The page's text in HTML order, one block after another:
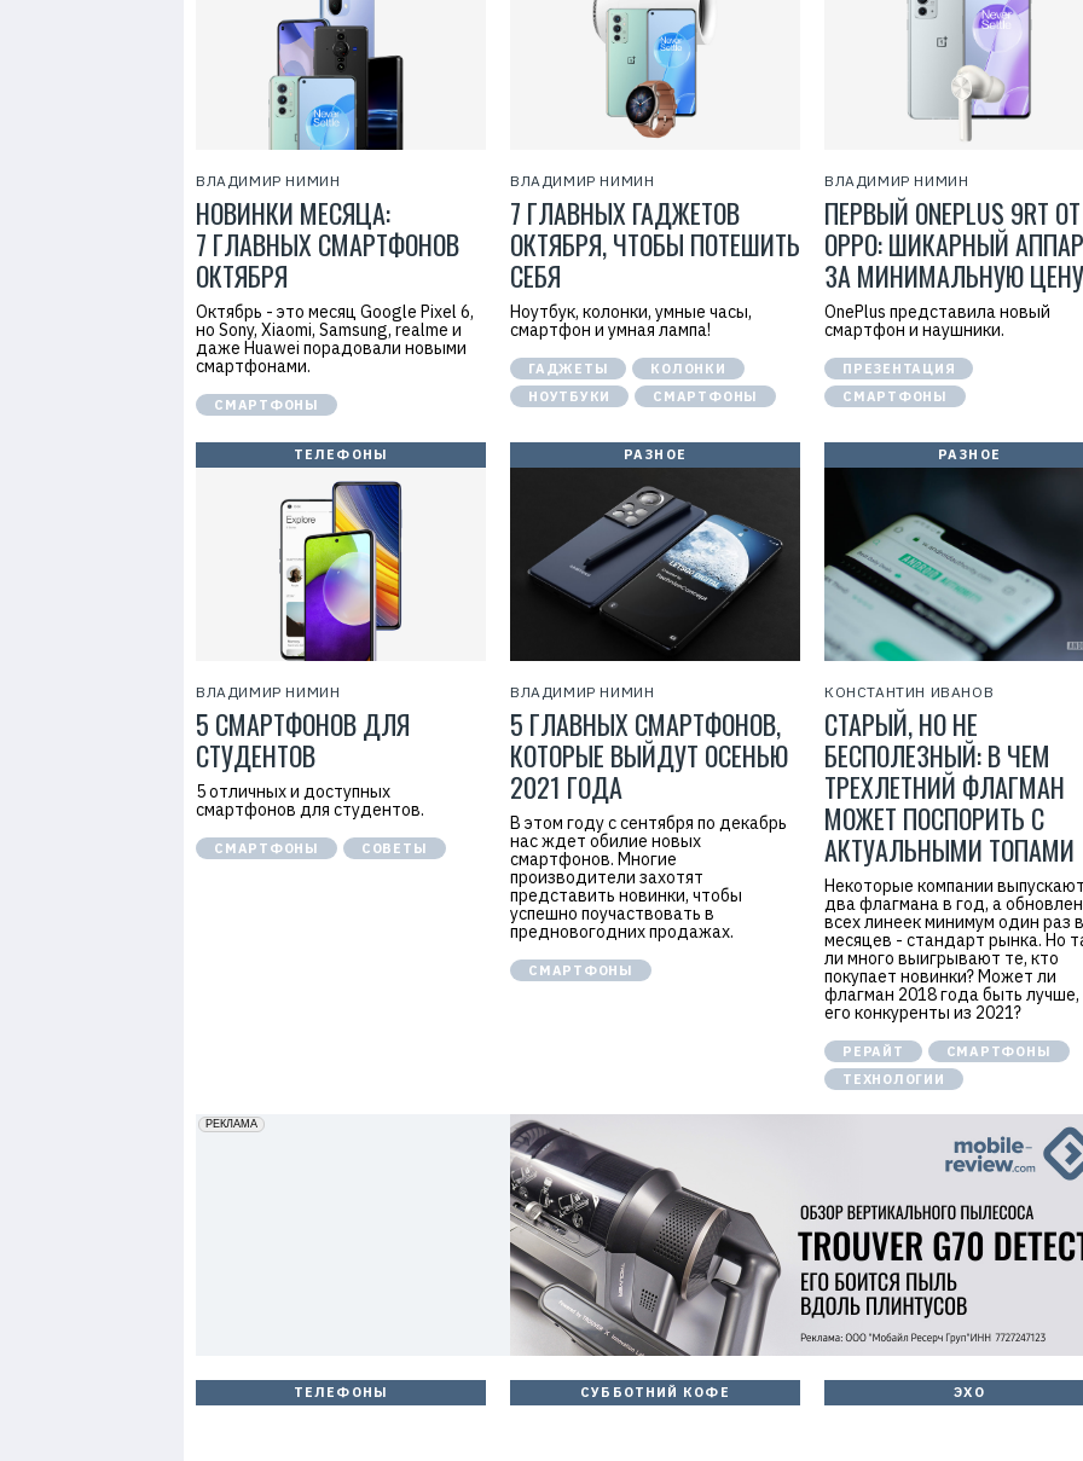
ВЛАДИМИР НИМИН
НОВИНКИ МЕСЯЦА:
7 ГЛАВНЫХ СМАРТФОНОВ
ОКТЯБРЯ
Октябрь - это месяц Google Pixel 6,
но Sony, Xiaomi, Samsung, realme и
даже Huawei порадовали новыми
смартфонами.
СМАРТФОНЫ
ВЛАДИМИР НИМИН
7 ГЛАВНЫХ ГАДЖЕТОВ
ОКТЯБРЯ, ЧТОБЫ ПОТЕШИТЬ
СЕБЯ
Ноутбук, колонки, умные часы,
смартфон и умная лампа!
ГАДЖЕТЫ
КОЛОНКИ
НОУТБУКИ
СМАРТФОНЫ
ВЛАДИМИР НИМИН
ПЕРВЫЙ ONEPLUS 9RT ОТ
OPPO: ШИКАРНЫЙ
ЗА МИНИМАЛЬНУЮ ЦЕНУ
OnePlus представила новый
смартфон и наушники.
ПРЕЗЕНТАЦИЯ
СМАРТФОНЫ
ТЕЛЕФОНЫ
ВЛАДИМИР НИМИН
5 СМАРТФОНОВ ДЛЯ
СТУДЕНТОВ
5 отличных и доступных
смартфонов для студентов.
СМАРТФОНЫ СОВЕТЫ
РАЗНОЕ
ВЛАДИМИР НИМИН
5 ГЛАВНЫХ СМАРТФОНОВ,
КОТОРЫЕ ВЫЙДУТ ОСЕНЬЮ
2021 ГОДА
В этом году с сентября по декабрь
нас ждет обилие новых
смартфонов. Многие
производители захотят
представить новинки, чтобы
успешно поучаствовать в
предновогодних продажах.
СМАРТФОНЫ
РАЗНОЕ
КОНСТАНТИН ИВАНОВ
СТАРЫЙ, НО НЕ
БЕСПОЛЕЗНЫЙ: В ЧЕМ
ТРЕХЛЕТНИЙ ФЛАГМАН
МОЖЕТ ПОСПОРИТЬ С
АКТУАЛЬНЫМИ ТОПАМИ
Некоторые компании
два флагмана в год, а
всех линеек минимум один раз
месяцев - стандарт рынка. Но
ли много выигрывают те, кто
покупает новинки? Может ли
флагман 2018 года быть лучше,
его конкуренты из 2021?
РЕРАЙТ
СМАРТФОНЫ
ТЕХНОЛОГИИ
ТЕЛЕФОНЫ СУББОТНИЙ КОФЕ ЭХО
erid: 2VfnxxmNzs5
РЕКЛАМА